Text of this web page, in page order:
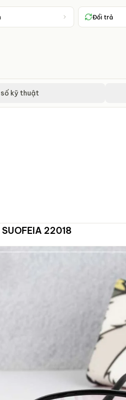
Đổi trả
kỹ thuật
22018